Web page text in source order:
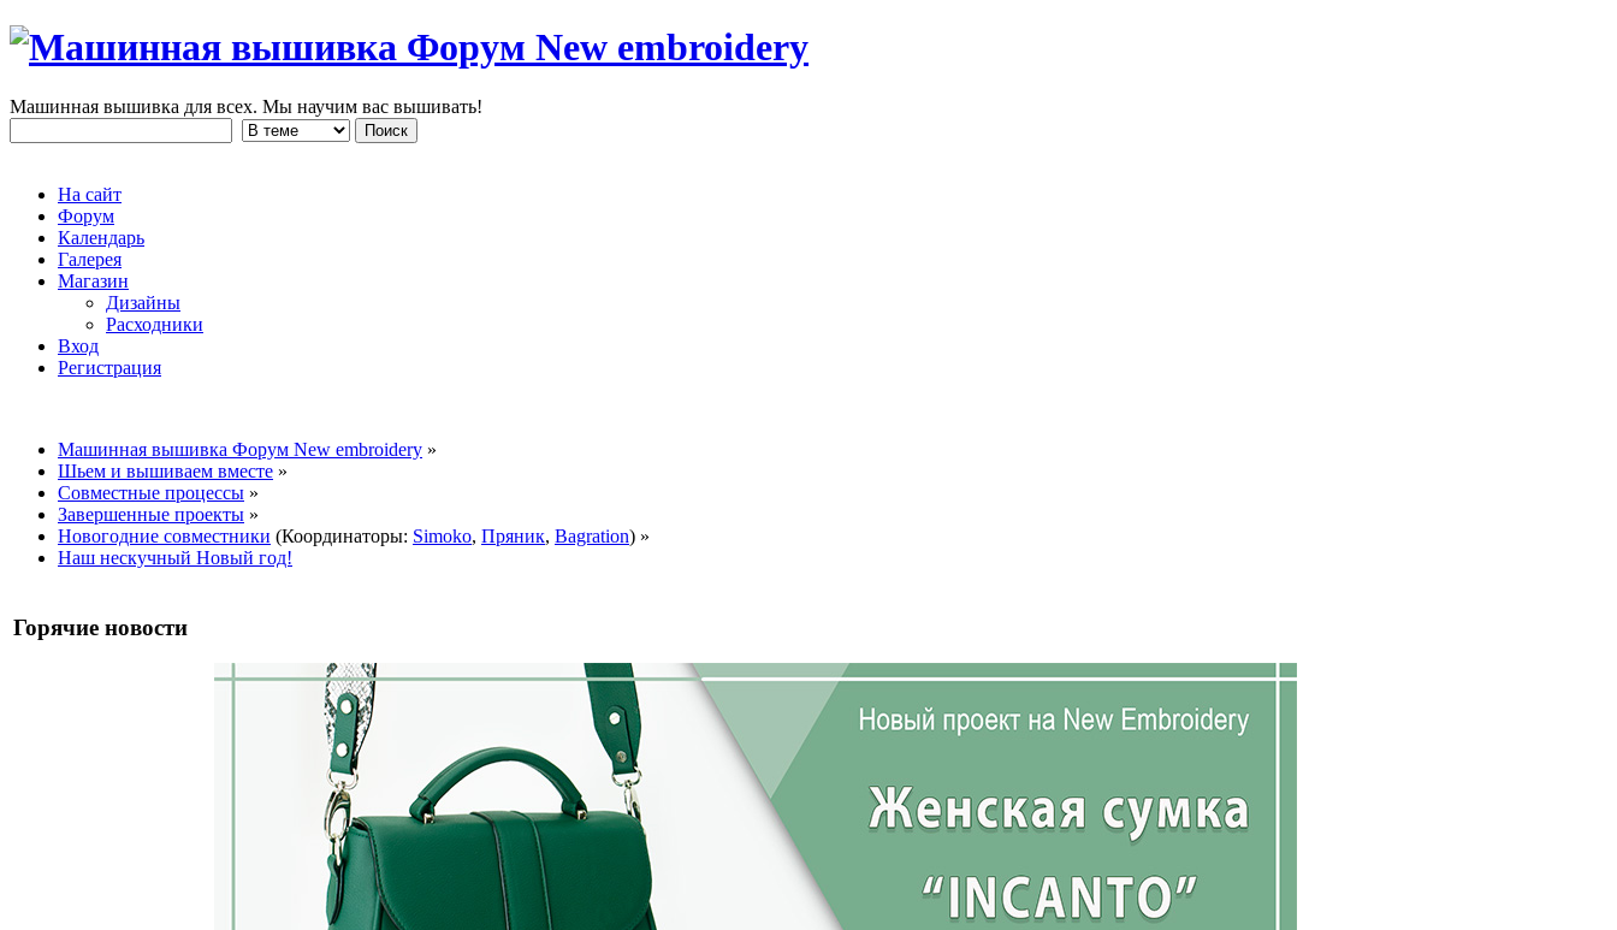
Машинная вышивка для всех. Мы научим вас вышивать!
На сайт
Форум
Календарь
Галерея
Магазин
Дизайны
Расходники
Вход
Регистрация
Машинная вышивка Форум New embroidery »
Шьем и вышиваем вместе »
Совместные процессы »
Завершенные проекты »
Новогодние совместники (Координаторы: Simoko, Пряник, Bagration) »
Наш нескучный Новый год!
Горячие новости